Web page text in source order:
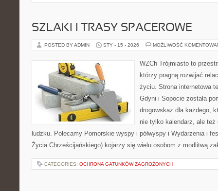
SZLAKI I TRASY SPACEROWE
POSTED BY ADMIN STY - 15 - 2026 MOŻLIWOŚĆ
WŻCh Trójmiasto to
którzy pragną rozwijać
życiu. Strona internetowa
Gdyni i Sopocie została
drogowskaz dla każdego,
nie tylko kalendarz, ale
ludzku. Polecamy Pomorskie wyspy i półwyspy i Wydarzenia i
Życia Chrześcijańskiego) kojarzy się wielu osobom z modlitwą
CATEGORIES: OCHRONA GATUNKÓW ZAGROŻONYCH